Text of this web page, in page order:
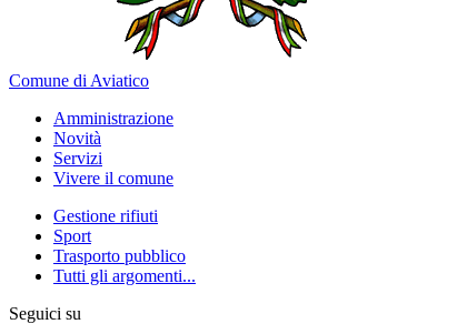
Comune di Aviatico
Amministrazione
Novità
Servizi
Vivere il comune
Gestione rifiuti
Sport
Trasporto pubblico
Tutti gli argomenti...
Seguici su